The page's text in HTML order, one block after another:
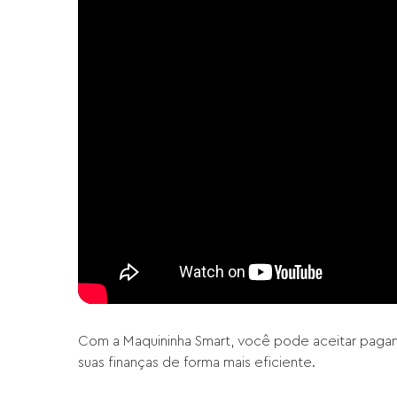
Com a Maquininha Smart, você pode aceitar
suas finanças de forma mais eficiente.